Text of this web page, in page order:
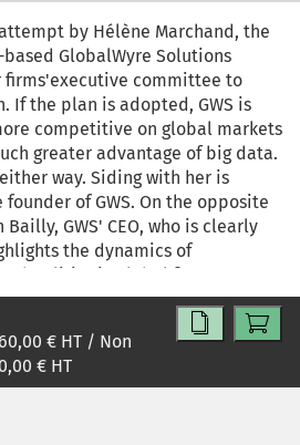
by Hélène Marchand, the
GlobalWyre Solutions
firms'executive committee to
If the plan is adopted, GWS is
competitive on global markets
greater advantage of big data.
way. Siding with her is
of GWS. On the opposite
GWS' CEO, who is clearly
the dynamics of
politics in global firms.
€ HT / Non
€ HT